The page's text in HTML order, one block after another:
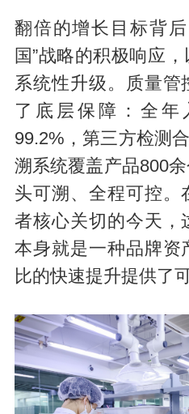
翻倍的增长目标背
国”战略的积极响应
系统性升级。质量管
了底层保障：全年
99.2%，第三方检测
溯系统覆盖产品800
头可溯、全程可控。
者核心关切的今天，
本身就是一种品牌资
比的快速提升提供了